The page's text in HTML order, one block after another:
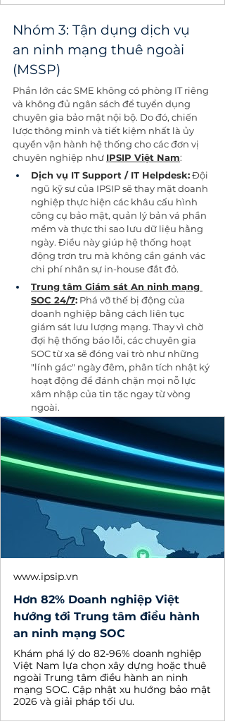
Nhóm 3: Tận dụng dịch vụ
an ninh mạng thuê ngoài
(MSSP)
Phần lớn các SME không có phòng IT riêng
và không đủ ngân sách để tuyển dụng
chuyên gia bảo mật nội bộ. Do đó, chiến
lược thông minh và tiết kiệm nhất là ủy
quyền vận hành hệ thống cho các đơn vị
chuyên nghiệp như IPSIP Việt Nam:
Dịch vụ IT Support / IT Helpdesk: Đội
ngũ kỹ sư của IPSIP sẽ thay mặt doanh
nghiệp thực hiện các khâu cấu hình
công cụ bảo mật, quản lý bản vá phần
mềm và thực thi sao lưu dữ liệu hằng
ngày. Điều này giúp hệ thống hoạt
động trơn tru mà không cần gánh vác
chi phí nhân sự in-house đắt đỏ.
Trung tâm Giám sát An ninh mạng
SOC 24/7: Phá vỡ thế bị động của
doanh nghiệp bằng cách liên tục
giám sát lưu lượng mạng. Thay vì chờ
đợi hệ thống báo lỗi, các chuyên gia
SOC từ xa sẽ đóng vai trò như những
"lính gác" ngày đêm, phân tích nhật ký
hoạt động để đánh chặn mọi nỗ lực
xâm nhập của tin tặc ngay từ vòng
ngoài.
www.ipsip.vn
Hơn 82% Doanh nghiệp Việt
hướng tới Trung tâm điều hành
an ninh mạng SOC
Khám phá lý do 82-96% doanh nghiệp
Việt Nam lựa chọn xây dựng hoặc thuê
ngoài Trung tâm điều hành an ninh
mạng SOC. Cập nhật xu hướng bảo mật
2026 và giải pháp tối ưu.